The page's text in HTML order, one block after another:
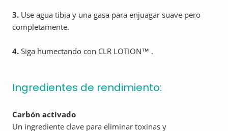
3. Use agua tibia y una gasa para enjuagar suave pero
completamente.
4. Siga humectando con CLR LOTION™ .
Ingredientes de rendimiento:
Carbón activado
Un ingrediente clave para eliminar toxinas y